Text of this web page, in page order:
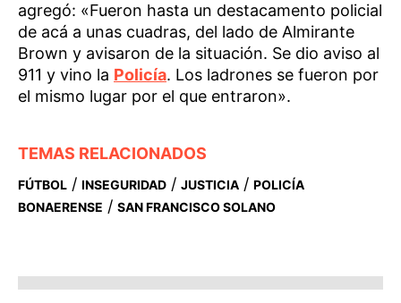
agregó: «Fueron hasta un destacamento policial
de acá a unas cuadras, del lado de Almirante
Brown y avisaron de la situación. Se dio aviso al
911 y vino la Policía. Los ladrones se fueron por
el mismo lugar por el que entraron».
TEMAS RELACIONADOS
FÚTBOL / INSEGURIDAD / JUSTICIA / POLICÍA
BONAERENSE / SAN FRANCISCO SOLANO